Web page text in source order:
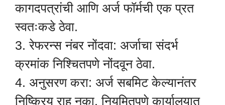
कागदपत्रांची आणि अर्ज फॉर्मची एक प्रत
स्वतःकडे ठेवा.
3. रेफरन्स नंबर नोंदवा: अर्जाचा संदर्भ
क्रमांक निश्चितपणे नोंदवून ठेवा.
4. अनुसरण करा: अर्ज सबमिट केल्यानंतर
निष्क्रिय राहू नका. नियमितपणे कार्यालयात